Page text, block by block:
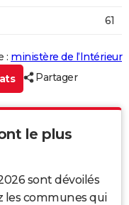
61
: ministère de l’Intérieur
Partager
le plus
sont dévoilés
les communes qui